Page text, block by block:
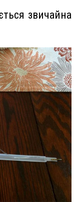
звичайна